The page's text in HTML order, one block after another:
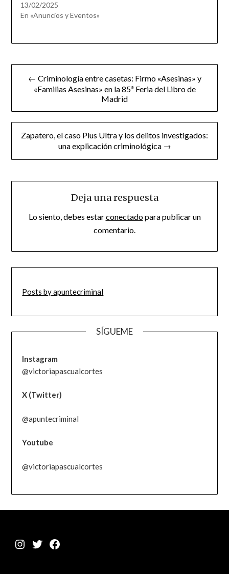
13/02/2025
En «Anuncios y Eventos»
Navegación
entradas
← Criminología entre casetas: Firmo «Asesinas» y
«Familias Asesinas» en la 85ª Feria del Libro de
Madrid
Zapatero, el caso Plus Ultra y los delitos investigados:
una explicación criminológica →
Deja una respuesta
Lo siento, debes estarconectadopara publicar un
comentario.
Posts by apuntecriminal
SÍGUEME
Instagram
@victoriapascualcortes
X (Twitter)
@apuntecriminal
Youtube
@victoriapascualcortes
Instagram
TwitterFacebook